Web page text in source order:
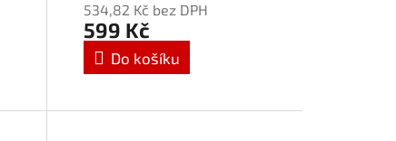
534,82 Kč bez DPH
599 Kč
Do košíku